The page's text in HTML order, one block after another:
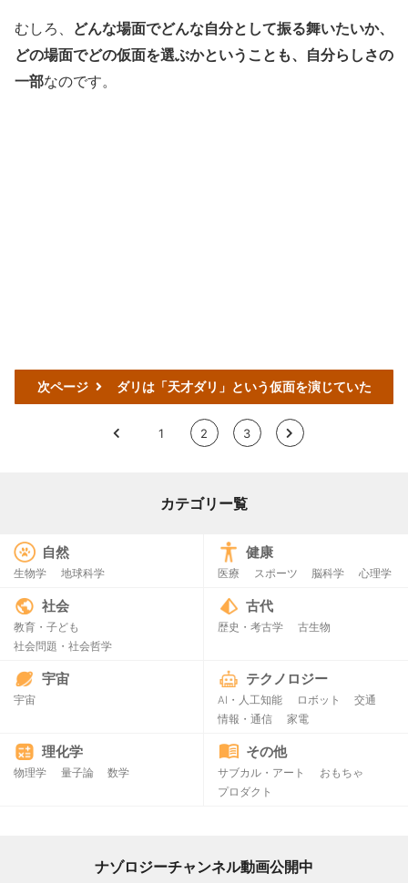
むしろ、 どんな場面でどんな自分として振る舞いたいか、
どの場面でどの仮面を選ぶかということも、自分らしさの
一部なのです。
次ページ ダリは「天才ダリ」という仮面を演じていた
< 1 2 3 >
カテゴリー覧
自然
生物学 地球科学
健康
医療 スポーツ 脳科学 心理学
社会
教育・子ども
社会問題・社会哲学
古代
歴史・考古学 古生物
宇宙
宇宙
テクノロジー
AI・人工知能 ロボット
交通
情報・通信
家電
理化学
物理学 量子論 数学
その他
サブカル・アート
おもちゃ
プロダクト
ナゾロジーチャンネル動画公開中